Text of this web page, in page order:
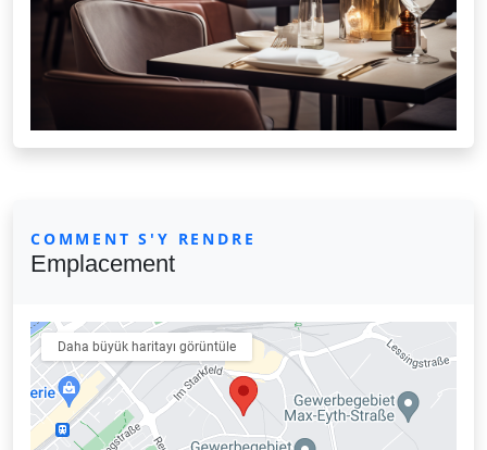
COMMENT S'Y RENDRE
Emplacement